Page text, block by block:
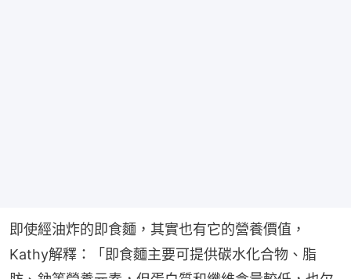
即使經油炸的即食麵，其實也有它的營養價值，
Kathy解釋：「即食麵主要可提供碳水化合物、脂